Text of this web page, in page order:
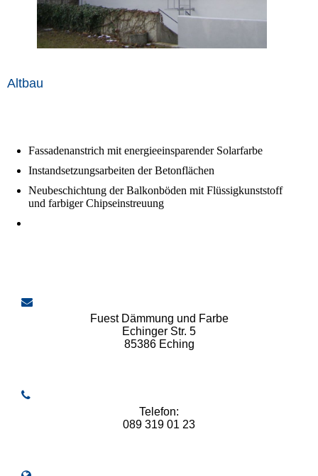
Altbau
Fassadenanstrich mit energieeinsparender Solarfarbe
Instandsetzungsarbeiten der Betonflächen
Neubeschichtung der Balkonböden mit Flüssigkunststoff
und farbiger Chipseinstreuung
Fuest Dämmung und Farbe
Echinger Str. 5
85386 Eching
Telefon:
089 319 01 23